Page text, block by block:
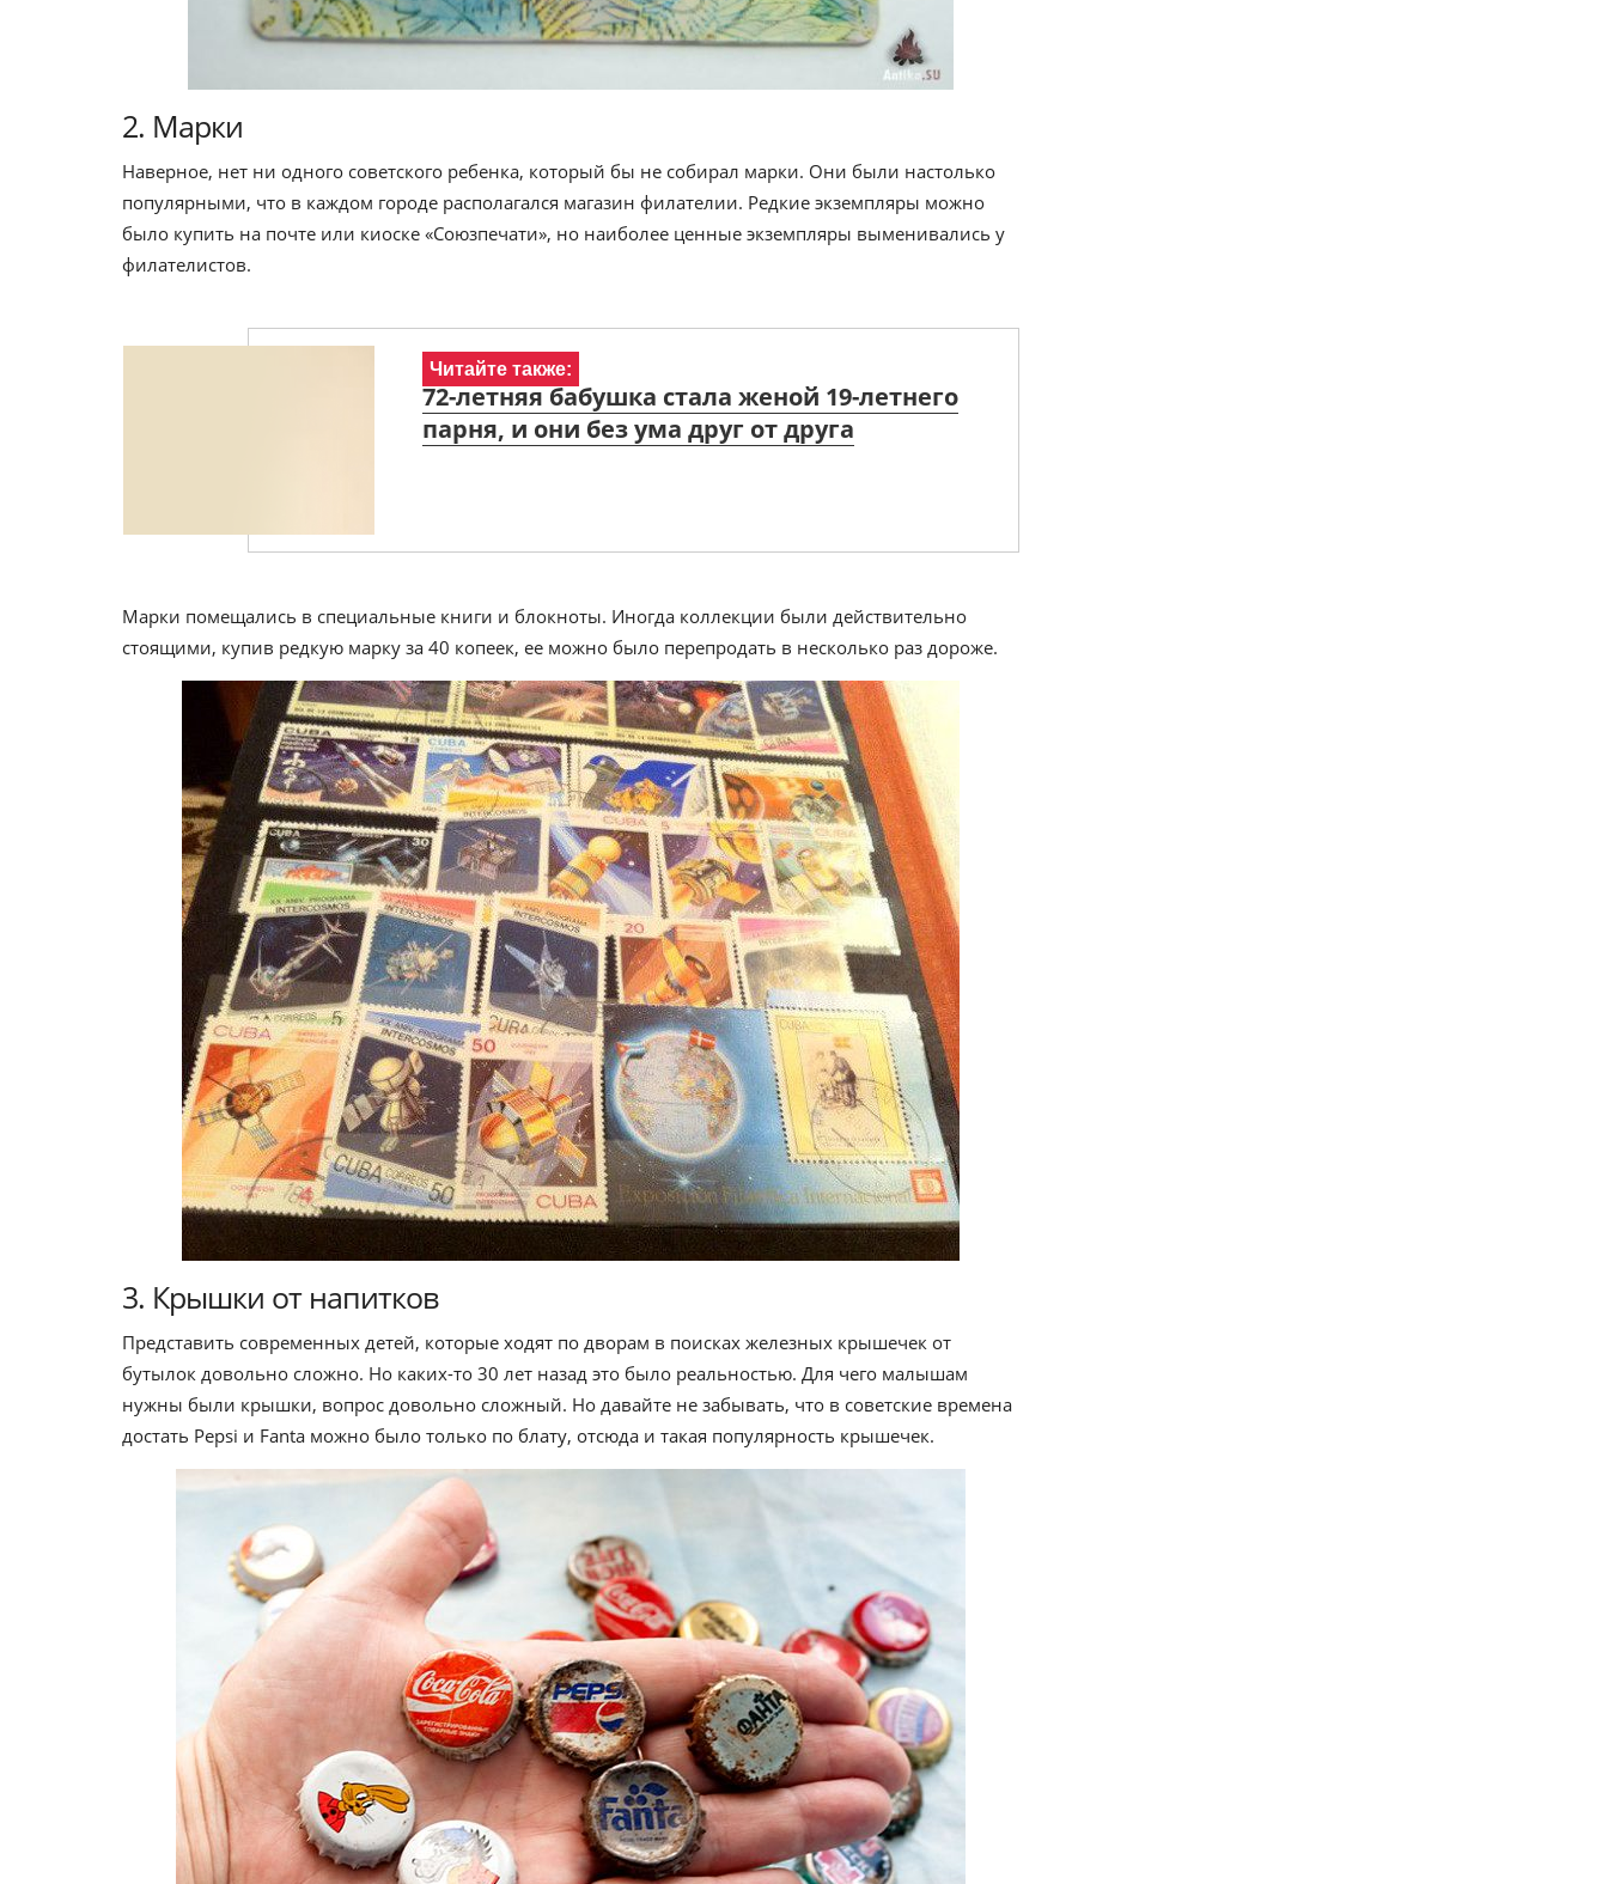
2. Марки
Наверное, нет ни одного советского ребенка, который бы не собирал марки. Они были настолько
популярными, что в каждом городе располагался магазин филателии. Редкие экземпляры можно
было купить на почте или киоске «Союзпечати», но наиболее ценные экземпляры выменивались у
филателистов.
Читайте также:
72-летняя бабушка стала женой 19-летнего
парня, и они без ума друг от друга
Марки помещались в специальные книги и блокноты. Иногда коллекции были действительно
стоящими, купив редкую марку за 40 копеек, ее можно было перепродать в несколько раз дороже.
3. Крышки от напитков
Представить современных детей, которые ходят по дворам в поисках железных крышечек от
бутылок довольно сложно. Но каких-то 30 лет назад это было реальностью. Для чего малышам
нужны были крышки, вопрос довольно сложный. Но давайте не забывать, что в советские времена
достать Pepsi и Fanta можно было только по блату, отсюда и такая популярность крышечек.